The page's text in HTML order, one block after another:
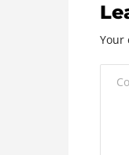
Your